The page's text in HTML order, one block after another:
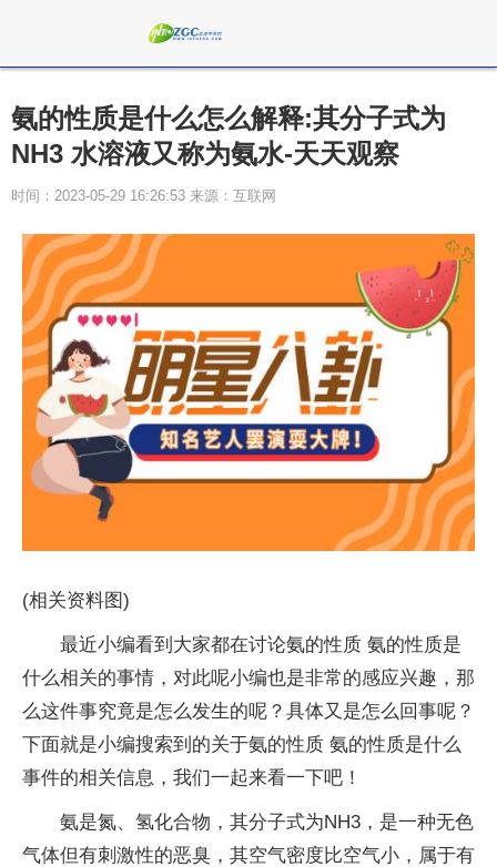
氨的性质是什么怎么解释:其分子式为
NH3 水溶液又称为氨水-天天观察
时间：2023-05-29 16:26:53 来源：互联网
(相关资料图)
最近小编看到大家都在讨论氨的性质 氨的性质是
什么相关的事情，对此呢小编也是非常的感应兴趣，那
么这件事究竟是怎么发生的呢？具体又是怎么回事呢？
下面就是小编搜索到的关于氨的性质 氨的性质是什么
事件的相关信息，我们一起来看一下吧！
氨是氮、氢化合物，其分子式为NH3，是一种无色
气体但有刺激性的恶臭，其空气密度比空气小，属于有